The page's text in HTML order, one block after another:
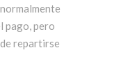
pago, pero
repartirse